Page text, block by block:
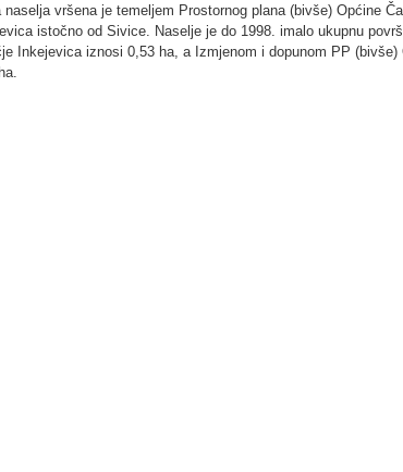
vršena je temeljem Prostornog plana (bivše) Općine
istočno od Sivice. Naselje je do 1998. imalo ukupnu
Inkejevica iznosi 0,53 ha, a Izmjenom i dopunom PP (bivše)